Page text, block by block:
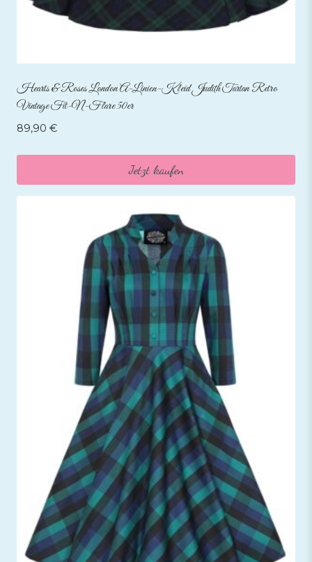
Hearts & Roses London A-Linien-Kleid Judith Tartan Retro
Vintage Fit-N-Flare 50er
89,90 €
Jetzt kaufen